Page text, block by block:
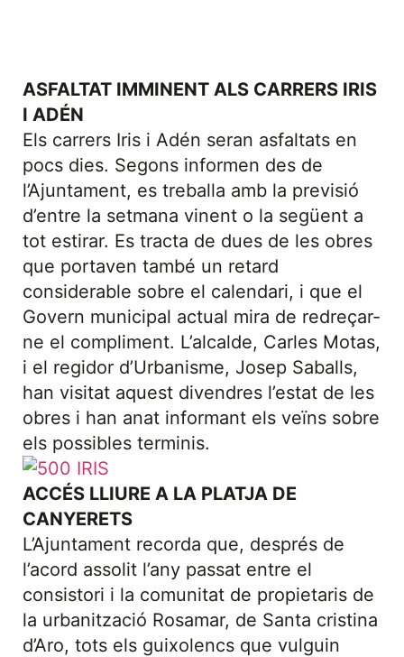
ASFALTAT IMMINENT ALS CARRERS IRIS
I ADÉN
Els carrers Iris i Adén seran asfaltats en
pocs dies. Segons informen des de
l’Ajuntament, es treballa amb la previsió
d’entre la setmana vinent o la següent a
tot estirar. Es tracta de dues de les obres
que portaven també un retard
considerable sobre el calendari, i que el
Govern municipal actual mira de redreçar-
ne el compliment. L’alcalde, Carles Motas,
i el regidor d’Urbanisme, Josep Saballs,
han visitat aquest divendres l’estat de les
obres i han anat informant els veïns sobre
els possibles terminis.
ACCÉS LLIURE A LA PLATJA DE
CANYERETS
L’Ajuntament recorda que, després de
l’acord assolit l’any passat entre el
consistori i la comunitat de propietaris de
la urbanització Rosamar, de Santa cristina
d’Aro, tots els guixolencs que vulguin